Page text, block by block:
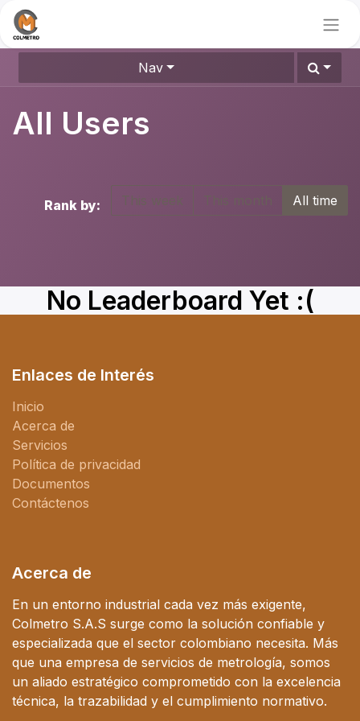
Nav
All Users
Rank by: All time
No Leaderboard Yet :(
Enlaces de Interés
Inicio
Acerca de
Servicios
Política de privacidad
Documentos
Contáctenos
Acerca de
En un entorno industrial cada vez más exigente,
Colmetro S.A.S surge como la solución confiable y
especializada que el sector colombiano necesita. Más
que una empresa de servicios de metrología, somos
un aliado estratégico comprometido con la excelencia
técnica, la trazabilidad y el cumplimiento normativo.